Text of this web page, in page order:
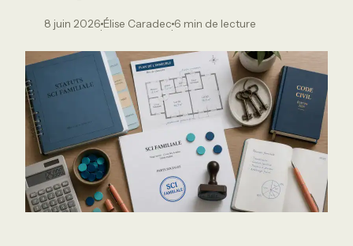
8 juin 2026
·
Élise Caradec
·
6 min de lecture